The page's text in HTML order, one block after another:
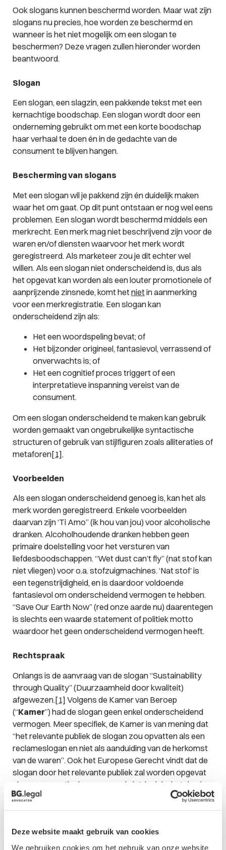
Deze website maakt gebruik van cookies
We gebruiken cookies om het gebruik van onze website
Ook slogans kunnen beschermd worden. Maar wat zijn
slogans nu precies, hoe worden ze beschermd en
wanneer is het niet mogelijk om een slogan te
beschermen? Deze vragen zullen hieronder worden
beantwoord.
Slogan
Een slogan, een slagzin, een pakkende tekst met een
kernachtige boodschap. Een slogan wordt door een
onderneming gebruikt om met een korte boodschap
haar verhaal te doen én in de gedachte van de
consument te blijven hangen.
Bescherming van slogans
Met een slogan wil je pakkend zijn én duidelijk maken
waar het om gaat. Op dit punt ontstaan er nog wel eens
problemen. Een slogan wordt beschermd middels een
merkrecht. Een merk mag niet beschrijvend zijn voor de
waren en/of diensten waarvoor het merk wordt
geregistreerd. Als marketeer zou je dit echter wel
willen. Als een slogan nietonderscheidendis, dus als
het opgevat kan worden als een louter promotionele of
aanprijzende zinsnede, komt hetnietin aanmerking
voor een merkregistratie. Een slogan kan
onderscheidend zijn als:
Het een woordspeling bevat; of
Het bijzonder origineel, fantasievol, verrassend of
onverwachts is; of
Het een cognitief proces triggert of een
interpretatieve inspanning vereist van de
consument.
Om een slogan onderscheidend te maken kan gebruik
worden gemaakt van ongebruikelijke syntactische
structuren of gebruik van stijlfiguren zoals alliteraties of
metaforen[1].
Voorbeelden
Als een slogan onderscheidend genoeg is, kan het als
merk worden geregistreerd. Enkele voorbeelden
daarvan zijn ‘Ti Amo” (ik hou van jou) voor alcoholische
dranken. Alcoholhoudende dranken hebben geen
primaire doelstelling voor het versturen van
liefdesboodschappen. “Wet dust can’t fly” (nat stof kan
niet vliegen) voor o.a. stofzuigmachines. ‘Nat stof’ is
een tegenstrijdigheid, en is daardoor voldoende
fantasievol om onderscheidend vermogen te hebben.
“Save Our Earth Now” (red onze aarde nu) daarentegen
is slechts een waarde statement of politiek motto
waardoor het geen onderscheidend vermogen heeft.
Rechtspraak
Onlangs is de aanvraag van de slogan “Sustainability
through Quality” (Duurzaamheid door kwaliteit)
afgewezen.[1] Volgens de Kamer van Beroep
(“Kamer”) had de slogan geen enkel onderscheidend
vermogen. Meer specifiek, de Kamer is van mening dat
“het relevante publiek de slogan zou opvatten als een
reclameslogan en niet als aanduiding van de herkomst
van de waren”. Ook het Europese Gerecht vindt dat de
slogan door het relevante publiek zal worden opgevat
als een promotiezin,
vanwege de intrinsieke betekenis
ervan, en niet als commerciële oorsprong. Ook “OTHER
COMPANIES DO SOFTWARE WE DO SUPPORT” is
ook in dit geval dat de slogan door het relevante publiek
zal worden opgevat als een promotiezin vanwege de